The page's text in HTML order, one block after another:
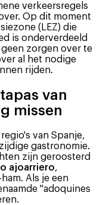
verkeersregels
Op dit moment
(LEZ) die
is onderverdeeld
zorgen over te
al het nodige
rijden.
van
missen
van Spanje,
gastronomie.
zijn geroosterd
ajoarriero,
Als je een
"adoquines